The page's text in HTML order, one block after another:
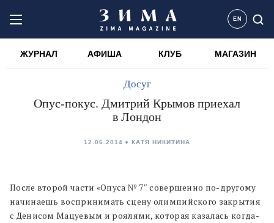
EN
ЖУРНАЛ АФИША КЛУБ МАГАЗИН
Досуг
Опус-покус. Дмитрий Крымов приехал
в Лондон
12.06.2014 КАТЯ НИКИТИНА
После второй части «Опуса № 7″ совершенно по-другому
начинаешь воспринимать сцену олимпийского закрытия
с Денисом Мацуевым и роялями, которая казалась когда-